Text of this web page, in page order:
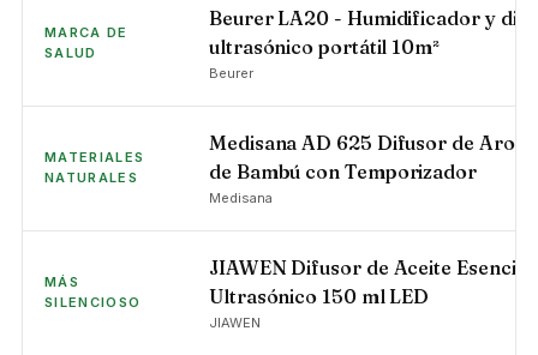
MARCA DE
SALUD
Beurer LA20 - Humidificador y
ultrasónico portátil 10m²
Beurer
MATERIALES
NATURALES
Medisana AD 625 Difusor de
de Bambú con Temporizador
Medisana
MÁS
SILENCIOSO
JIAWEN Difusor de Aceite Esencial
Ultrasónico 150 ml LED
JIAWEN